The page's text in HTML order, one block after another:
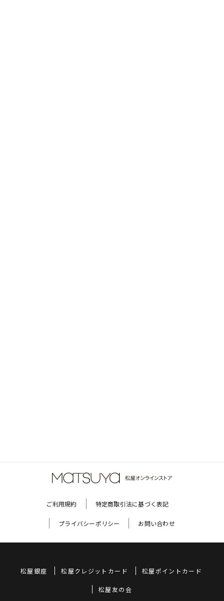
ご利用規約 特定商取引法に基づく表記
プライバシーポリシー お問い合わせ
松屋銀座 松屋クレジットカード 松屋ポイントカード
松屋友の会